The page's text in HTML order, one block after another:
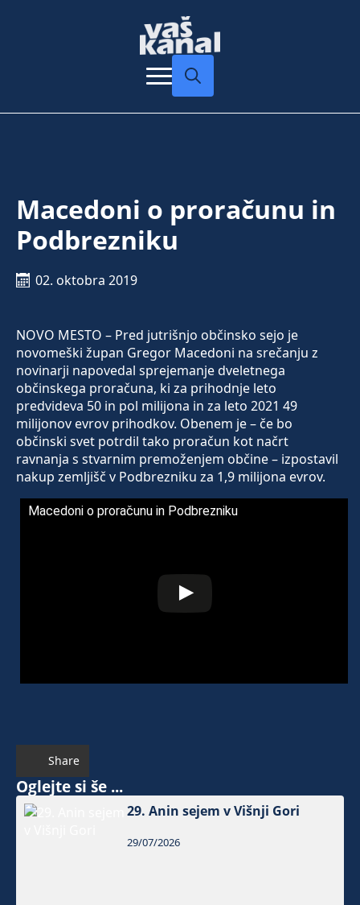
Macedoni o proračunu in
Podbrezniku
02. oktobra 2019
NOVO MESTO – Pred jutrišnjo občinsko sejo je
novomeški župan Gregor Macedoni na srečanju z
novinarji napovedal sprejemanje dveletnega
občinskega proračuna, ki za prihodnje leto
predvideva 50 in pol milijona in za leto 2021 49
milijonov evrov prihodkov. Obenem je – če bo
občinski svet potrdil tako proračun kot načrt
ravnanja s stvarnim premoženjem občine – izpostavil
nakup zemljišč v Podbrezniku za 1,9 milijona evrov.
Macedoni o proračunu in Podbrezniku
Share
Oglejte si še ...
29. Anin sejem v Višnji Gori
29/07/2026